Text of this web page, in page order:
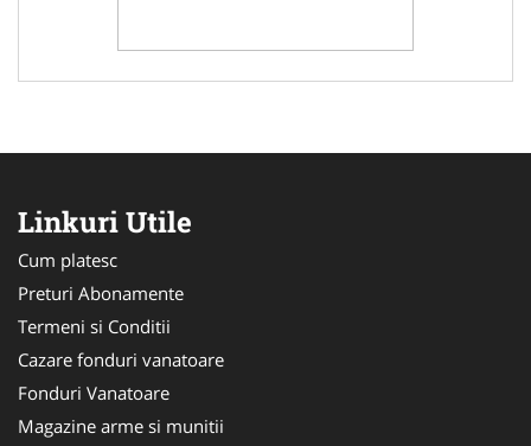
Linkuri Utile
Cum platesc
Preturi Abonamente
Termeni si Conditii
Cazare fonduri vanatoare
Fonduri Vanatoare
Magazine arme si munitii